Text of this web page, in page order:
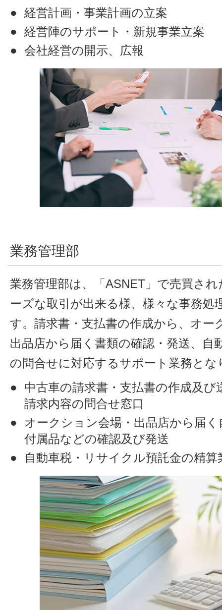
経営計画・事業計画の立案
経営陣のサポート・新規事業立案
会社経営の開示、広報
業務管理部
業務管理部は、「ASNET」で売買さ
ーズな取引が出来る様、様々な事務処
す。請求書・支払書の作成から、オー
出品店から届く書類の確認・発送、自
の問合せに対応するサポート業務とな
中古車の請求書・支払書の作成及び
請求内容の問合せ窓口
オークション会場・出品店から届
付属品などの確認及び発送
自動車税・リサイクル預託金の精算